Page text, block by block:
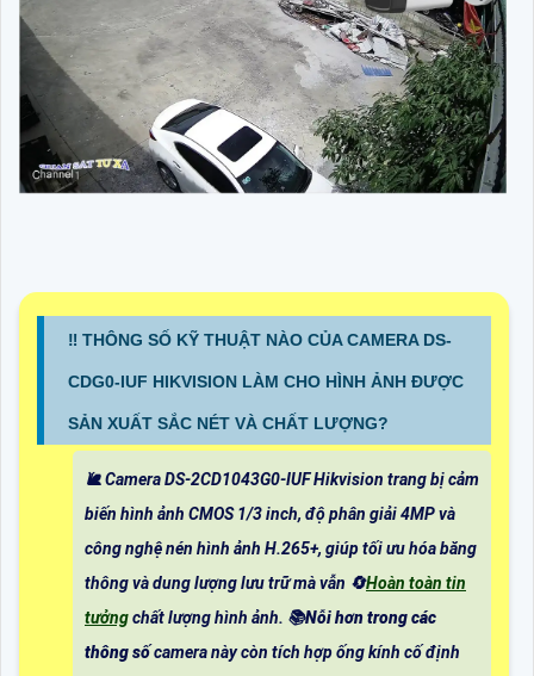
‼️ THÔNG SỐ KỸ THUẬT NÀO CỦA CAMERA DS-
CDG0-IUF HIKVISION LÀM CHO HÌNH ẢNH ĐƯỢC
SẢN XUẤT SẮC NÉT VÀ CHẤT LƯỢNG?
🐌 Camera DS-2CD1043G0-IUF Hikvision trang bị cảm
biến hình ảnh CMOS 1/3 inch, độ phân giải 4MP và
công nghệ nén hình ảnh H.265+, giúp tối ưu hóa băng
thông và dung lượng lưu trữ mà vẫn 🔄Hoàn toàn tin
tưởngchất lượng hình ảnh. 📚Nỗi hơn trong các
thông sốcamera này còn tích hợp ống kính cố định